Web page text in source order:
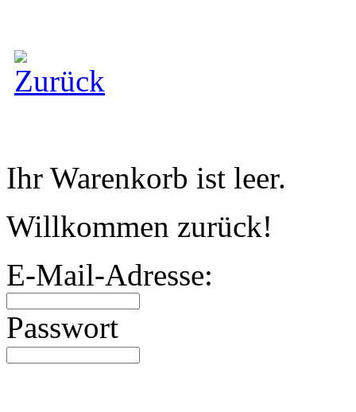
Ihr Warenkorb ist leer.
Willkommen zurück!
E-Mail-Adresse:
Passwort